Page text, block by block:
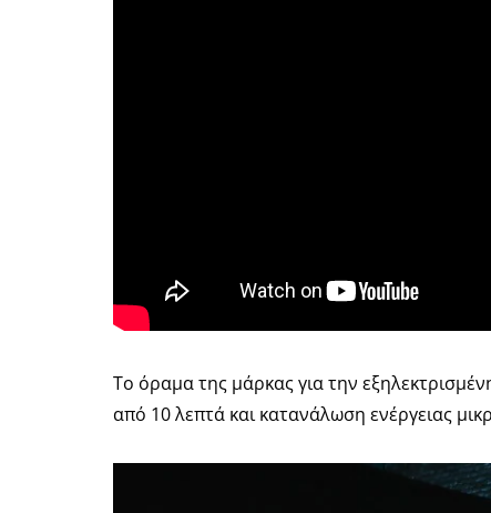
Το όραμα της μάρκας για την
από 10 λεπτά και κατανάλωση ενέργειας